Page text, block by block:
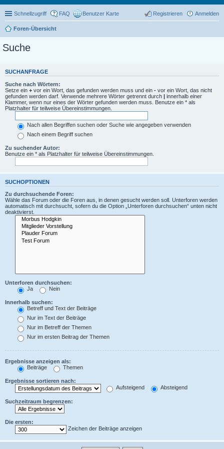
Schnellzugriff FAQ Benutzer Karte Anmelden
Registrieren
Foren-Übersicht
Suche
SUCHANFRAGE
Suche nach Wörtern:
Setze ein + vor ein Wort, das gefunden werden muss und ein - vor ein Wort, das nicht
gefunden werden darf. Verwende mehrere Wörter getrennt durch | innerhalb einer
Klammer, wenn nur eines der Wörter gefunden werden muss. Benutze ein * als
Platzhalter für teilweise Übereinstimmungen.
Nach allen Begriffen suchen oder Suche wie angegeben verwenden
Nach einem Begriff suchen
Zu suchender Autor:
Benutze ein * als Platzhalter für teilweise Übereinstimmungen.
SUCHOPTIONEN
Zu durchsuchende Foren:
Wähle das Forum oder die Foren aus, in denen gesucht werden soll. Unterforen werden
automatisch mit durchsucht, sofern du die Option „Unterforen durchsuchen“ unten nicht
deaktivierst.
Unterforen durchsuchen:
Ja
Nein
Innerhalb suchen:
Betreff und Text der Beiträge
Nur im Text der Beiträge
Nur im Betreff der Themen
Nur im ersten Beitrag der Themen
Ergebnisse anzeigen als:
Beiträge
Themen
Ergebnisse sortieren nach:
Aufsteigend
Absteigend
Suchzeitraum begrenzen:
Die ersten:
Zeichen der Beiträge anzeigen